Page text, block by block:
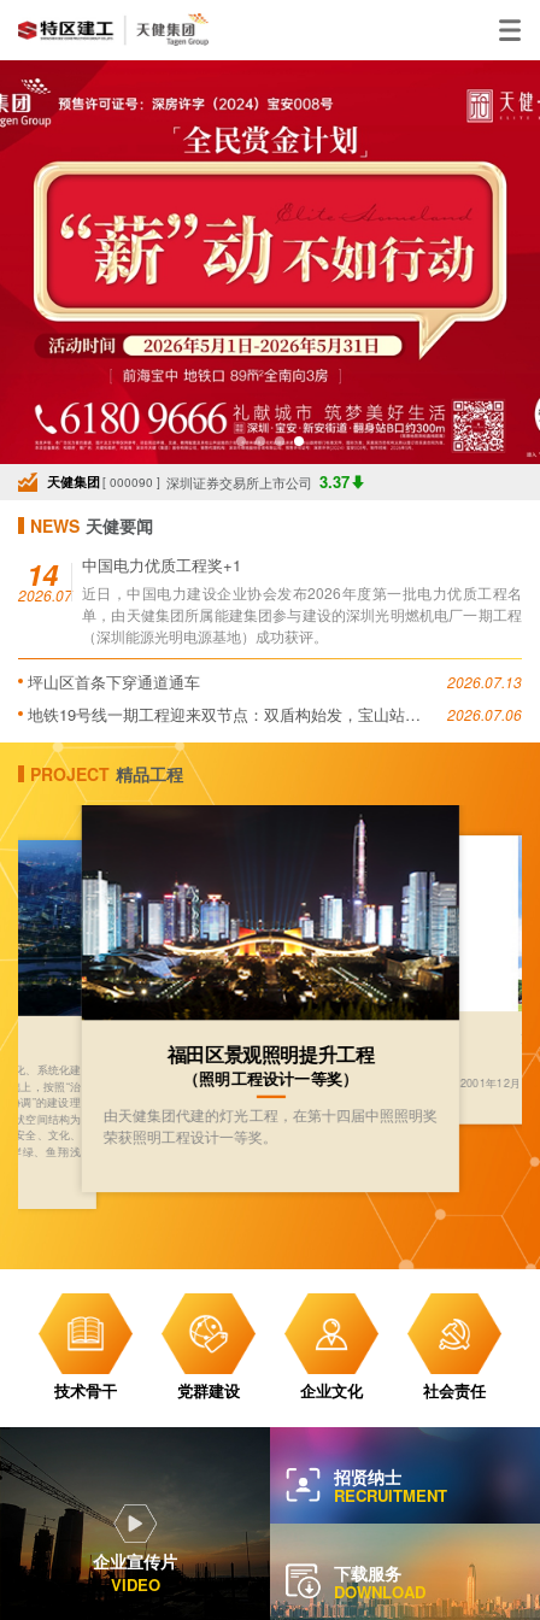
天健集团[ 000090 ] 深圳证券交易所上市公司 3.37
NEWS 天健要闻
14
2026.07
中国电力优质工程奖+1
近日，中国电力建设企业协会发布2026年度第一批电力优质工程名
单，由天健集团所属能建集团参与建设的深圳光明燃机电厂一期工程
（深圳能源光明电源基地）成功获评。
坪山区首条下穿通道通车 2026.07.13
地铁19号线一期工程迎来双节点：双盾构始发，宝山站封
2026.07.06
PROJECT 精品工程
化、系统化建
础上，按照“治
协调”的建设理
状空间结构为
安全、文化、
岸绿、鱼翔浅
福田区景观照明提升工程
（照明工程设计一等奖）
由天健集团代建的灯光工程，在第十四届中照照明奖
荣获照明工程设计一等奖。
2001年12月，
技术骨干 党群建设 企业文化 社会责任
企业宣传片
VIDEO
招贤纳士
RECRUITMENT
下载服务
DOWNLOAD